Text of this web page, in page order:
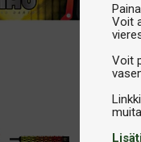
Voit
Voit